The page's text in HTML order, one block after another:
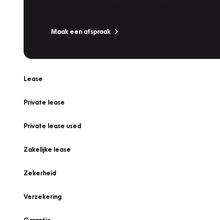
Maak een afspraak
Lease
Private lease
Private lease used
Zakelijke lease
Zekerheid
Verzekering